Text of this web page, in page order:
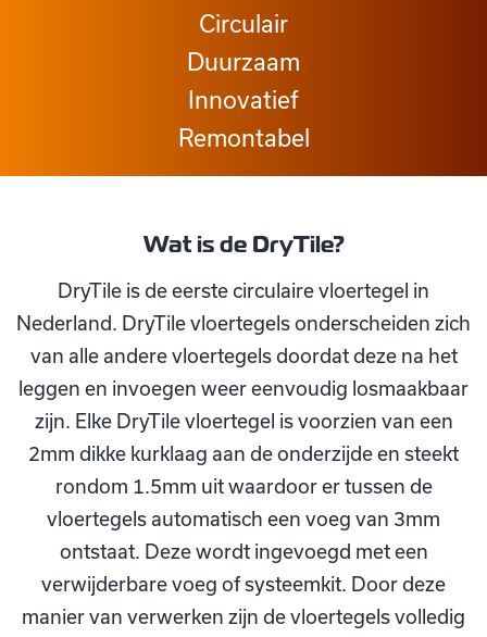
Circulair
Duurzaam
Innovatief
Remontabel
Wat is de DryTile?
DryTile is de eerste circulaire vloertegel in
Nederland. DryTile vloertegels onderscheiden zich
van alle andere vloertegels doordat deze na het
leggen en invoegen weer eenvoudig losmaakbaar
zijn. Elke DryTile vloertegel is voorzien van een
2mm dikke kurklaag aan de onderzijde en steekt
rondom 1.5mm uit waardoor er tussen de
vloertegels automatisch een voeg van 3mm
ontstaat. Deze wordt ingevoegd met een
verwijderbare voeg of systeemkit. Door deze
manier van verwerken zijn de vloertegels volledig